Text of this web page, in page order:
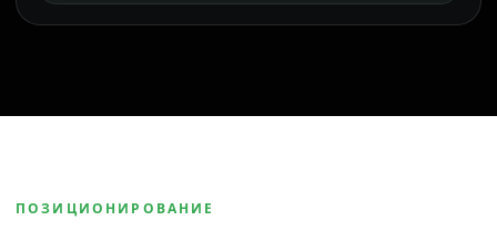
ПОЗИЦИОНИРОВАНИЕ